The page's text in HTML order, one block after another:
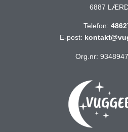
6887
Telefon:
E-post:
Org.nr: